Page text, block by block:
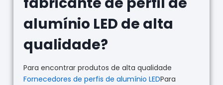
alumínio LED de alta
qualidade?
Para encontrar produtos de alta qualidade
Fornecedores de perfis de alumínio LEDPara